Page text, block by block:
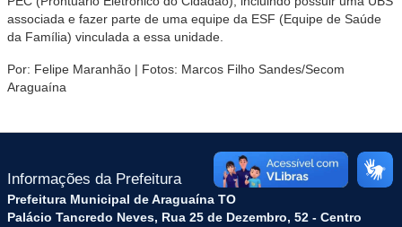
associada e fazer parte de uma equipe da ESF (Equipe de Saúde
da Família) vinculada a essa unidade.
Por: Felipe Maranhão | Fotos: Marcos Filho Sandes/Secom
Araguaína
Informações da Prefeitura
Prefeitura Municipal de Araguaína TO
Palácio Tancredo Neves, Rua 25 de Dezembro, 52 - Centro